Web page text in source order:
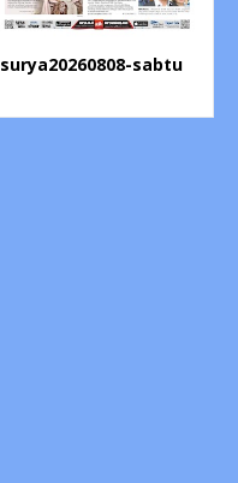
surya20260808-sabtu